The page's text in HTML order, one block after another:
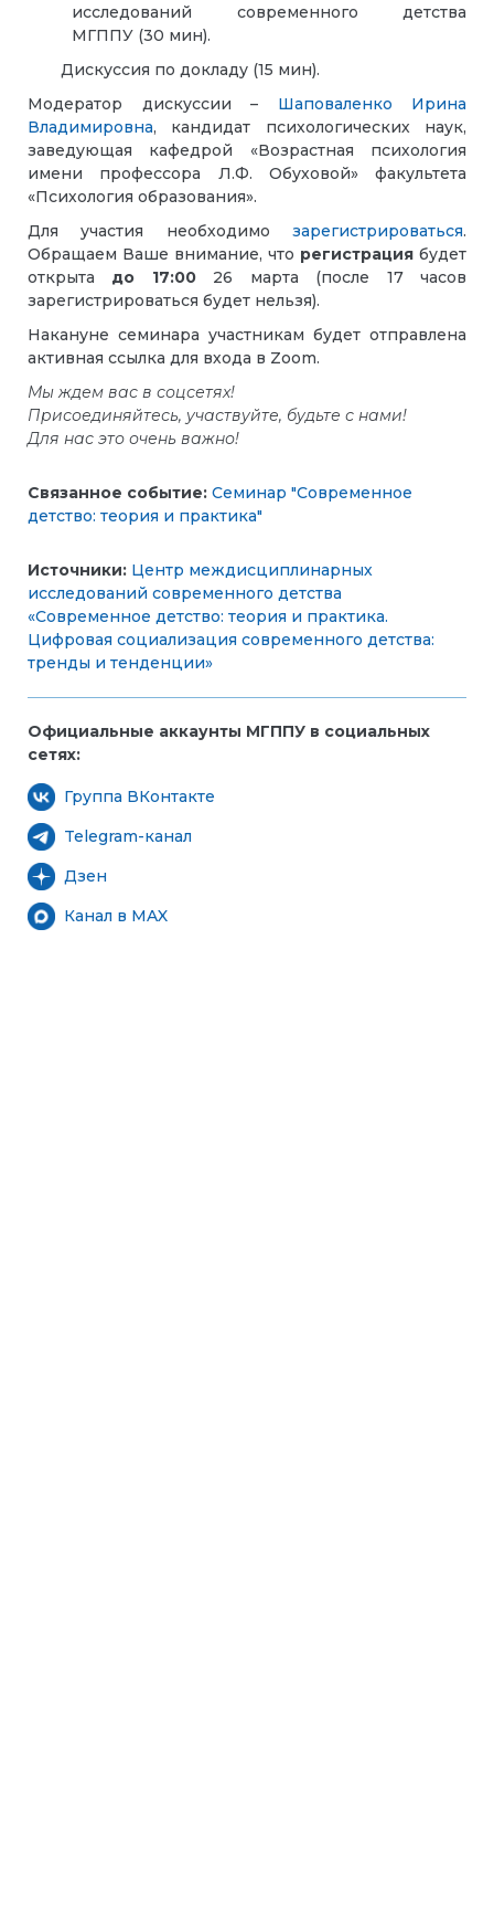
исследований современного детства
МГППУ (30 мин).
Дискуссия по докладу (15 мин).
Модератор дискуссии – Шаповаленко Ирина
Владимировна,
кандидат психологических наук,
заведующая кафедрой «Возрастная психология
имени профессора Л.Ф. Обуховой» факультета
«Психология образования».
Для участия необходимо зарегистрироваться.
Обращаем Ваше внимание, что регистрация будет
открыта до 17:0026 марта (после 17 часов
зарегистрироваться будет нельзя).
Накануне семинара участникам будет отправлена
активная ссылка для входа в Zoom.
Мы ждем вас в соцсетях!
Присоединяйтесь, участвуйте, будьте с нами!
Для нас это очень важно!
Связанное событие: Семинар "Современное
детство: теория и практика"
Источники: Центр междисциплинарных
исследований современного детства
«Современное детство: теория и практика.
Цифровая социализация современного детства:
тренды и тенденции»
Официальные аккаунты МГППУ в социальных
сетях:
Группа ВКонтакте
Telegram-канал
Дзен
Канал в MAX